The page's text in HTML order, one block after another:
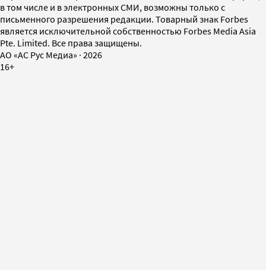
в том числе и в электронных СМИ, возможны только с
письменного разрешения редакции. Товарный знак Forbes
является исключительной собственностью Forbes Media Asia
Pte. Limited. Все права защищены.
AO «АС Рус Медиа» · 2026
16+